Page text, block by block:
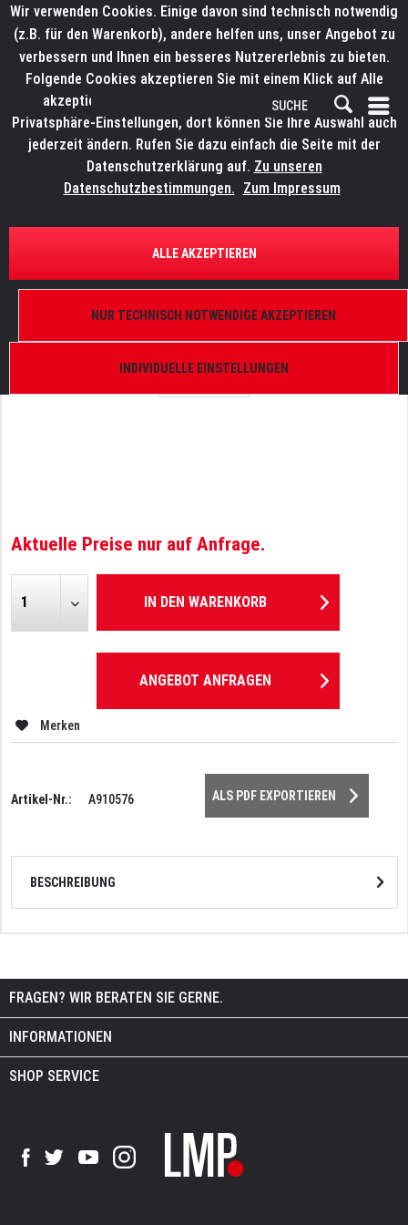
ÜBERSICHT ERSATZTEILE
ELATION 9900003254
Aktuelle Preise nur auf Anfrage.
IN DEN WARENKORB
ANGEBOT ANFRAGEN
Merken
Artikel-Nr.: A910576 ALS PDF EXPORTIEREN
BESCHREIBUNG
FRAGEN? WIR BERATEN SIE GERNE.
INFORMATIONEN
SHOP SERVICE
Wir verwenden Cookies. Einige davon sind technisch notwendig
(z.B. für den Warenkorb), andere helfen uns, unser Angebot zu
verbessern und Ihnen ein besseres Nutzererlebnis zu bieten.
Folgende Cookies akzeptieren Sie mit einem Klick auf Alle
akzeptieren. Weitere Informationen finden Sie in den
Privatsphäre-Einstellungen, dort können Sie Ihre Auswahl auch
jederzeit ändern. Rufen Sie dazu einfach die Seite mit der
Datenschutzerklärung auf. Zu unseren
Datenschutzbestimmungen. Zum Impressum
INDIVIDUELLE EINSTELLUNGEN
NUR TECHNISCH NOTWENDIGE AKZEPTIEREN
ALLE AKZEPTIEREN